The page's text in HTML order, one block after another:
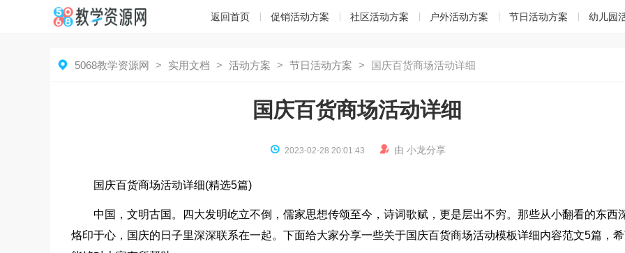
返回首页 促销活动方案 社区活动方案 户外活动方案 节日活动方案 幼儿园
 5068教学资源网 > 实用文档 > 活动方案 > 节日活动方案 > 国庆百货商场活动详细
国庆百货商场活动详细
 2023-02-28 20:01:43  由 小龙分享
国庆百货商场活动详细(精选5篇)
中国，文明古国。四大发明屹立不倒，儒家思想传颂至今，诗词歌赋，更是层出不穷。那些从小翻看的东西
烙印于心，国庆的日子里深深联系在一起。下面给大家分享一些关于国庆百货商场活动模板详细内容范文5篇，